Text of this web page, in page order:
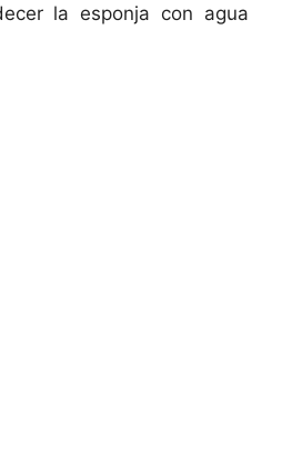
la esponja con agua